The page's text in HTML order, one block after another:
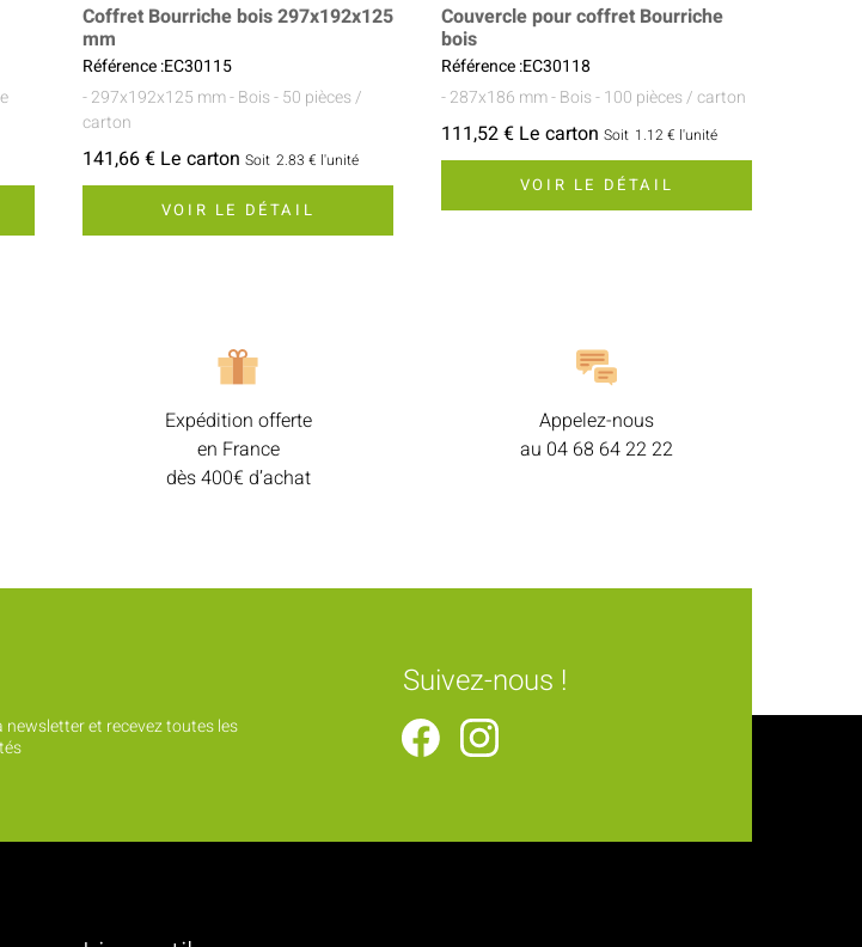
Coffret Bourriche bois 297x192x125
mm
Référence :EC30115
- 297x192x125 mm- Bois- 50 pièces /
carton
141,66 € Le carton Soit 2.83 € l'unité
VOIR LE DÉTAIL
Couvercle pour coffret Bourriche
bois
Référence :EC30118
- 287x186 mm- Bois- 100 pièces / carton
111,52 € Le carton Soit 1.12 € l'unité
VOIR LE DÉTAIL
Expédition offerte
en France
dès 400€ d’achat
Appelez-nous
au 04 68 64 22 22
newsletter et recevez toutes les
Suivez-nous !